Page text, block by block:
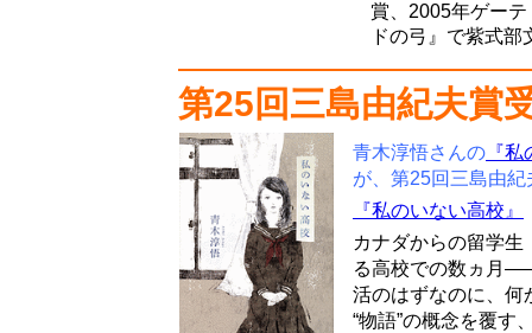
賞、2005年ゲー
ドの弓』で紫式
第25回三島由紀夫賞
青木淳悟さんの 『
が、第25回三島由紀
『私のいない高校』
カナダからの留学
る高校での数ヵ月
活のはずなのに、
“物語”の概念を覆す